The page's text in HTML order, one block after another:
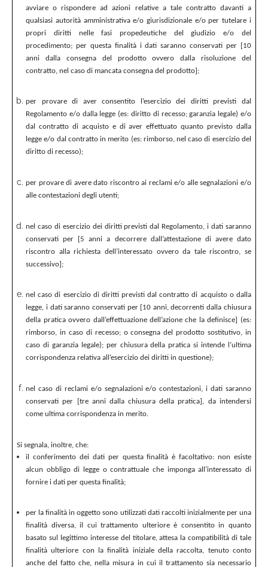
avviare o rispondere ad azioni relative a tale contratto davanti a
qualsiasi autorità amministrativa e/o giurisdizionale e/o per tutelare i
propri diritti nelle fasi propedeutiche del giudizio e/o del
procedimento; per questa finalità i dati saranno conservati per [10
anni dalla consegna del prodotto ovvero dalla risoluzione del
contratto, nel caso di mancata consegna del prodotto];
per provare di aver consentito l’esercizio dei diritti previsti dal
Regolamento e/o dalla legge (es: diritto di recesso; garanzia legale) e/o
dal contratto di acquisto e di aver effettuato quanto previsto dalla
legge e/o dal contratto in merito (es: rimborso, nel caso di esercizio del
diritto di recesso);
per provare di avere dato riscontro ai reclami e/o alle segnalazioni e/o
alle contestazioni degli utenti;
nel caso di esercizio dei diritti previsti dal Regolamento, i dati saranno
conservati per [5 anni a decorrere dall’attestazione di avere dato
riscontro alla richiesta dell’interessato ovvero da tale riscontro, se
successivo];
nel caso di esercizio di diritti previsti dal contratto di acquisto o dalla
legge, i dati saranno conservati per [10 anni, decorrenti dalla chiusura
della pratica ovvero dall’effettuazione dell’azione che la definisce] (es:
rimborso, in caso di recesso; o consegna del prodotto sostitutivo, in
caso di garanzia legale); per chiusura della pratica si intende l’ultima
corrispondenza relativa all‘esercizio dei diritti in questione);
nel caso di reclami e/o segnalazioni e/o contestazioni, i dati saranno
conservati per [tre anni dalla chiusura della pratica], da intendersi
come ultima corrispondenza in merito.
Si segnala, inoltre, che:
il conferimento dei dati per questa finalità è facoltativo: non esiste
alcun obbligo di legge o contrattuale che imponga all’interessato di
fornire i dati per questa finalità;
per la finalità in oggetto sono utilizzati dati raccolti inizialmente per una
finalità diversa, il cui trattamento ulteriore è consentito in quanto
basato sul legittimo interesse del titolare, attesa la compatibilità di tale
finalità ulteriore con la finalità iniziale della raccolta, tenuto conto
anche del fatto che, nella misura in cui il trattamento sia necessario